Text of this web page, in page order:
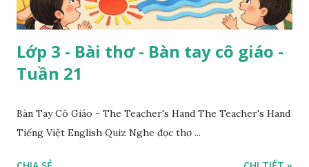
Lớp 3 - Bài thơ - Bàn tay cô giáo -
Tuần 21
Bàn Tay Cô Giáo - The Teacher's Hand The Teacher's Hand
Tiếng Việt English Quiz Nghe đọc thơ ...